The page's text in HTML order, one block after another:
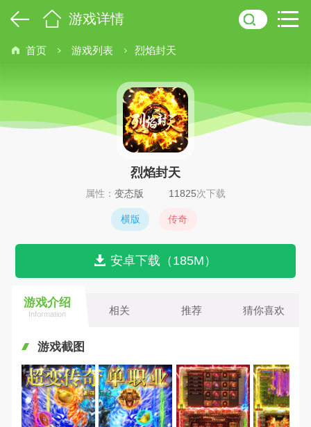
游戏详情
首页 游戏列表 烈焰封天
烈焰封天
属性： 变态版 11825次下载
横版 传奇
安卓下载（185M）
游戏介绍
Information 相关 推荐 猜你喜欢
游戏截图